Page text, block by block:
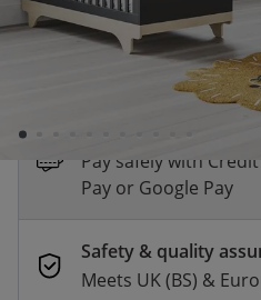
Fast & Free delivery
Order by 2pm for
Delivery in 1–3
Pay safely with
Pay or Google Pay
Safety & quality
Meets UK (BS) &